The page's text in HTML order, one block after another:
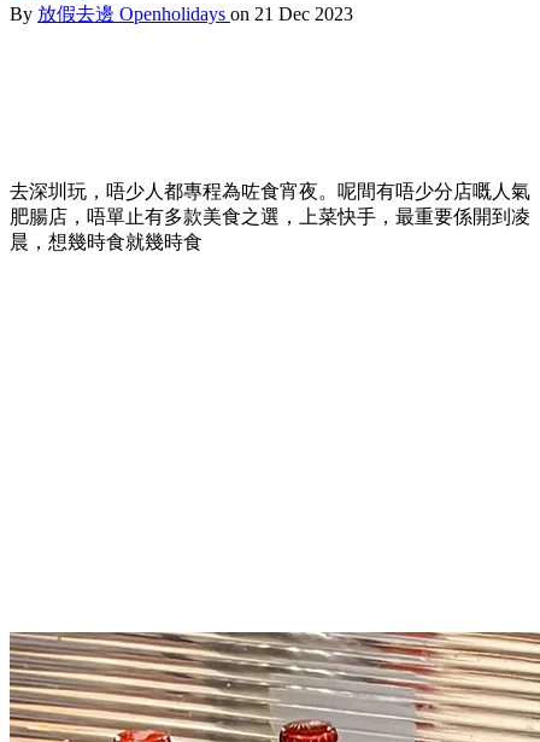
By 放假去邊 Openholidays on 21 Dec 2023
去深圳玩，唔少人都專程為咗食宵夜。呢間有唔少分店嘅人氣
肥腸店，唔單止有多款美食之選，上菜快手，最重要係開到凌
晨，想幾時食就幾時食